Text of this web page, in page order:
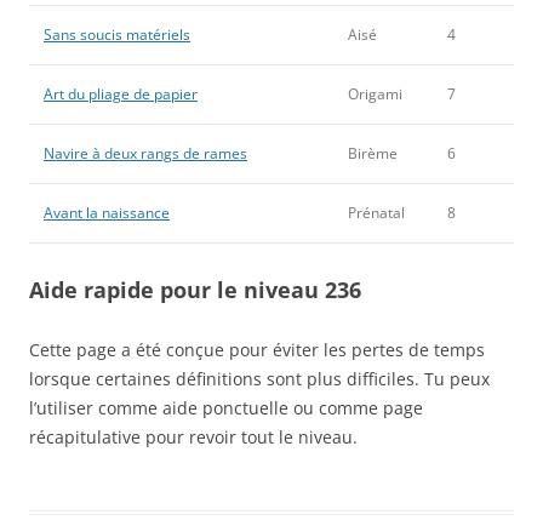
Sans soucis matériels Aisé 4
Art du pliage de papier Origami 7
Navire à deux rangs de rames Birème 6
Avant la naissance Prénatal 8
Aide rapide pour le niveau 236
Cette page a été conçue pour éviter les pertes de temps
lorsque certaines définitions sont plus difficiles. Tu peux
l’utiliser comme aide ponctuelle ou comme page
récapitulative pour revoir tout le niveau.